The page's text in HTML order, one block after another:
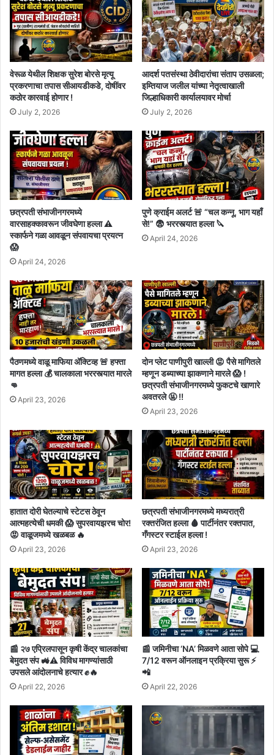
वेरूळ येथील शिक्षक सुरेश बोरसे मृत्यू
प्रकरणाचा तपास सीआयडीकडे, दोषींवर
कठोर कारवाई होणार !
July 2, 2026
आदर्श पतसंस्था ठेवीदारांचा संताप उसळला;
इम्तियाज जलील यांच्या नेतृत्वाखाली
जिल्हाधिकारी कार्यालयावर मोर्चा
July 2, 2026
छत्रपती संभाजीनगरमध्ये
वारसाहक्कावरून जीवघेणा हल्ला ⚠️
स्कार्फने गळा आवळून संपवायचा प्रयत्न
😱
April 24, 2026
पुणे क्राईम अलर्ट 🚨 “चल कन्नू, भाग यहाँ
से!” 😨 भररस्त्यात हल्ला 🔪
April 24, 2026
पैठणमध्ये वाळू माफिया अ‍ॅक्टिव्ह 🚨 हफ्ता
मागत हल्ला 💰 चालकाला भररस्त्यात मारले
👊
April 23, 2026
दोन प्लेट पाणीपुरी खाल्ली 😡 पैसे मागितले
म्हणून डब्याच्या झाकणाने मारले 😱 !
छत्रपती संभाजीनगरमध्ये फुकटचे खाणारे
अवतरले 🤬 !!
April 23, 2026
हातात दोरी घेतल्याचे स्टेटस ठेवून
आत्महत्येची धमकी 😱 सुपरवायझरच चोर!
😡 वाळूजमध्ये खळबळ 🔥
April 23, 2026
छत्रपती संभाजीनगरमध्ये मध्यरात्री
रक्तरंजित हल्ला 🩸 पार्टीनंतर रक्तपात,
गँगस्टर स्टाईल हल्ला !
April 23, 2026
📰 २७ एप्रिलपासून कृषी केंद्र चालकांचा
बेमुदत संप 🚜⚠️ विविध मागण्यांसाठी
उपसले आंदोलनाचे हत्यार ✊🔥
April 22, 2026
📰 जमिनीचा ‘NA’ मिळवणे आता सोपे 💻
7/12 वरून ऑनलाइन प्रक्रिया सुरू ⚡
📲
April 22, 2026